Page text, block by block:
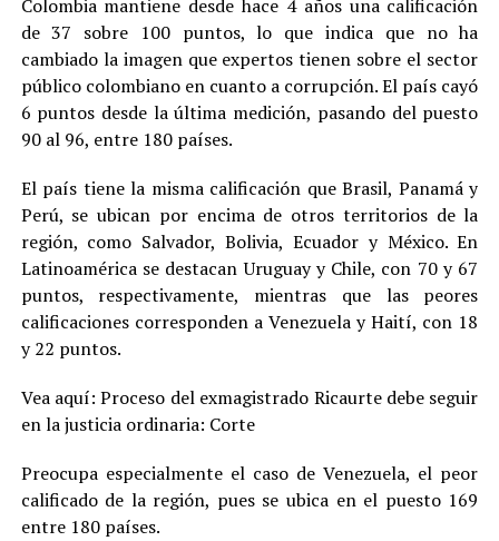
Colombia mantiene desde hace 4 años una calificación
de 37 sobre 100 puntos, lo que indica que no ha
cambiado la imagen que expertos tienen sobre el sector
público colombiano en cuanto a corrupción. El país cayó
6 puntos desde la última medición, pasando del puesto
90 al 96, entre 180 países.
El país tiene la misma calificación que Brasil, Panamá y
Perú, se ubican por encima de otros territorios de la
región, como Salvador, Bolivia, Ecuador y México. En
Latinoamérica se destacan Uruguay y Chile, con 70 y 67
puntos, respectivamente, mientras que las peores
calificaciones corresponden a Venezuela y Haití, con 18
y 22 puntos.
Vea aquí: Proceso del exmagistrado Ricaurte debe seguir
en la justicia ordinaria: Corte
Preocupa especialmente el caso de Venezuela, el peor
calificado de la región, pues se ubica en el puesto 169
entre 180 países.